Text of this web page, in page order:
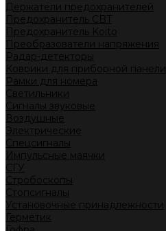
Держатели предохранителей
Предохранитель CBT
Предохранитель Koito
Преобразователи напряжения
Радар-детекторы
Коврики для приборной панели
Рамки для номера
Светильники
Сигналы звуковые
Воздушные
Электрические
Спецсигналы
Импульсные маячки
СГУ
Стробоскопы
Стопсигналы
Установочные принадлежности
Герметик